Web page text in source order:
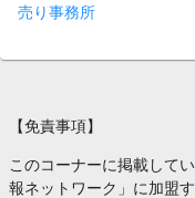
売り事務所
【免責事項】
このコーナーに掲載して
報ネットワーク」に加盟